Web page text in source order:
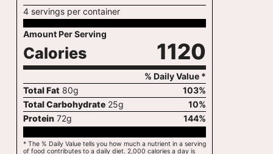
4 servings per container
Amount Per Serving
Calories 1120
% Daily Value *
Total Fat 80g 103%
Total Carbohydrate 25g 10%
Protein 72g 144%
* The % Daily Value tells you how much a nutrient in a serving
of food contributes to a daily diet. 2,000 calories a day is